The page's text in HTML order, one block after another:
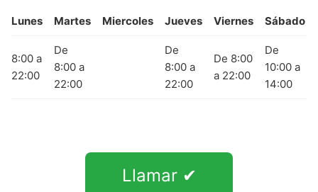
Lunes Martes Miercoles Jueves Viernes Sábado
8:00 a
22:00
De
8:00 a
22:00
De
8:00 a
22:00
De 8:00
a 22:00
De
10:00 a
14:00
Llamar ✔